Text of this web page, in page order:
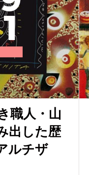
1
職人・山
出した歴
ルチザ